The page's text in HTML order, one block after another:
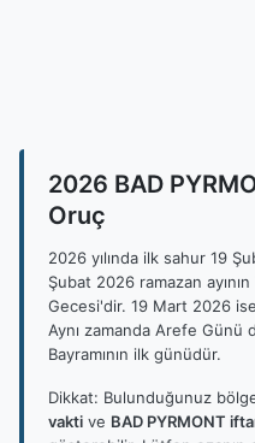
2026 BAD
Oruç
2026 yılında ilk sahur 19
Şubat 2026 ramazan
Gecesi'dir. 19 Mart 2026
Aynı zamanda Arefe Günü
Bayramının ilk günüdür.
Dikkat: Bulunduğunuz
vakti ve BAD PYRMONT